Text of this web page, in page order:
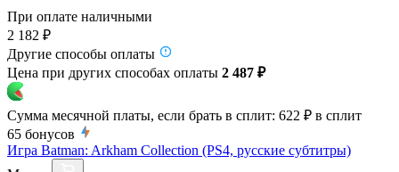
При оплате наличными
2 182 ₽
Другие способы оплаты
Цена при других способах оплаты 2 487 ₽
Сумма месячной платы, если брать в сплит: 622 ₽ в сплит
65 бонусов
Игра Batman: Arkham Collection (PS4, русские субтитры)